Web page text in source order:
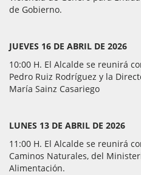
de Gobierno.
JUEVES 16 DE ABRIL DE 2026
10:00 H. El Alcalde se reunirá
Pedro Ruiz Rodríguez y la
María Sainz Casariego
LUNES 13 DE ABRIL DE 2026
11:00 H. El Alcalde se reunirá
Caminos Naturales, del
Alimentación.